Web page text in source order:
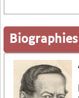
Biographies